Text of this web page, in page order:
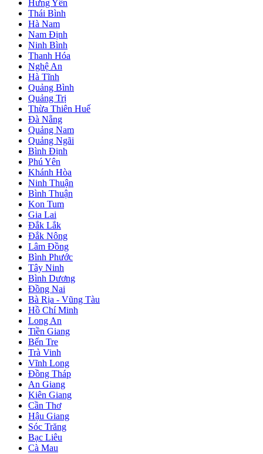
Hưng Yên
Thái Bình
Hà Nam
Nam Định
Ninh Bình
Thanh Hóa
Nghệ An
Hà Tĩnh
Quảng Bình
Quảng Trị
Thừa Thiên Huế
Đà Nẵng
Quảng Nam
Quảng Ngãi
Bình Định
Phú Yên
Khánh Hòa
Ninh Thuận
Bình Thuận
Kon Tum
Gia Lai
Đắk Lắk
Đắk Nông
Lâm Đồng
Bình Phước
Tây Ninh
Bình Dương
Đồng Nai
Bà Rịa - Vũng Tàu
Hồ Chí Minh
Long An
Tiền Giang
Bến Tre
Trà Vinh
Vĩnh Long
Đồng Tháp
An Giang
Kiên Giang
Cần Thơ
Hậu Giang
Sóc Trăng
Bạc Liêu
Cà Mau